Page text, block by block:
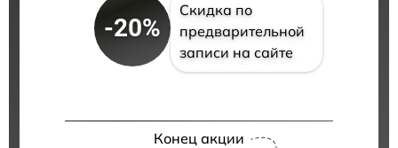
-20%
Скидка по
предварительной
записи на сайте
Конец акции